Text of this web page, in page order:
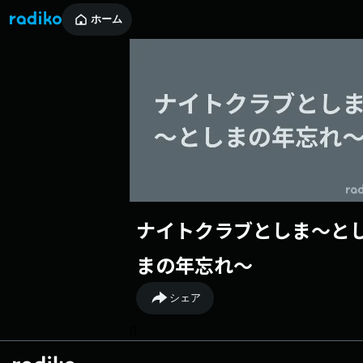
ホーム
ナイトクラブとしま〜と
まの年忘れ〜
シェア